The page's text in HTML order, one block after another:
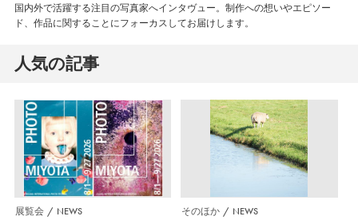
国内外で活躍する注目の写真家へインタヴュー。制作への想いやエピソー
ド、作品に関することにフォーカスしてお届けします。
人気の記事
展覧会 NEWS そのほか NEWS